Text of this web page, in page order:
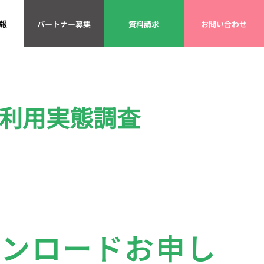
パートナー募集 資料請求 お問い合わせ
用実態調査
ロードお申し